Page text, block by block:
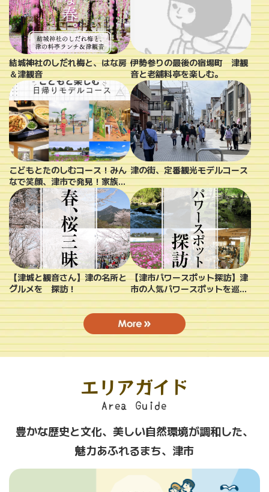
結城神社のしだれ梅と、はな房
＆津観音
伊勢参りの最後の宿場町 津観
音と老舗料亭を楽しむ。
こどもとたのしむコース！みん
なで笑顔、津市で発見！家族の
思い出作りの旅
津の街、定番観光モデルコース
【津城と観音さん】津の名所と
グルメを 探訪！
【津市パワースポット探訪】津
市の人気パワースポットを巡
る。
エリアガイド
Area Guide
豊かな歴史と文化、美しい自然環境が調和した、
魅力あふれるまち、津市